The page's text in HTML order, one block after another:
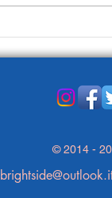
anno di
© 2014 -